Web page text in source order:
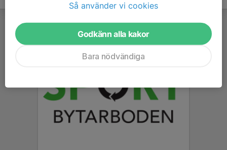
Så använder vi cookies
Godkänn alla kakor
Bara nödvändiga